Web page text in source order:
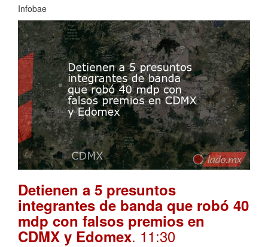
Infobae
Detienen a 5 presuntos
integrantes de banda que robó 40
mdp con falsos premios en
CDMX y Edomex. 11:30